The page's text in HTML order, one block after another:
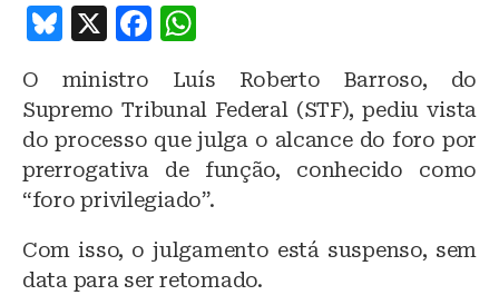
B
e
s
k
y
X
F
c
e
b
o
o
k
h
at
s
A
p
p
O ministro Luís Roberto Barroso, do
Supremo Tribunal Federal (STF), pediu vista
do processo que julga o alcance do foro por
prerrogativa de função, conhecido como
“foro privilegiado”.
Com isso, o julgamento está suspenso, sem
data para ser retomado.